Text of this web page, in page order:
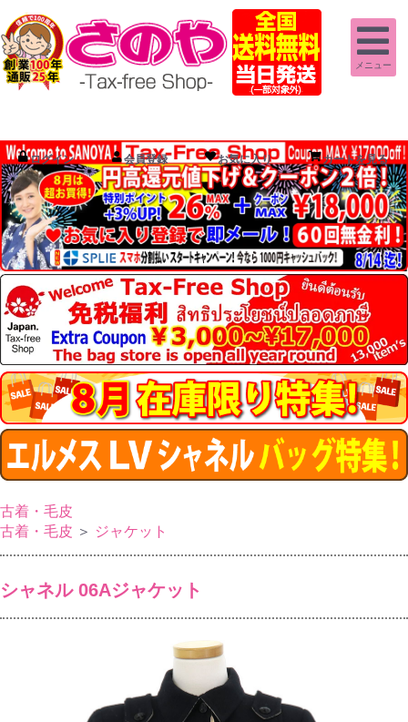
メニュー
ログイン 会員登録 お気に入り カートを見る
古着・毛皮
古着・毛皮 ＞ ジャケット
シャネル 06Aジャケット